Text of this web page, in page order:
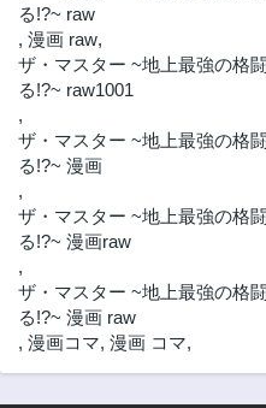
る!?~ raw
, 漫画 raw,
ザ・マスター ~地上最強の格
る!?~ raw1001
,
ザ・マスター ~地上最強の格
る!?~ 漫画
,
ザ・マスター ~地上最強の格
る!?~ 漫画raw
,
ザ・マスター ~地上最強の格
る!?~ 漫画 raw
, 漫画コマ, 漫画 コマ,